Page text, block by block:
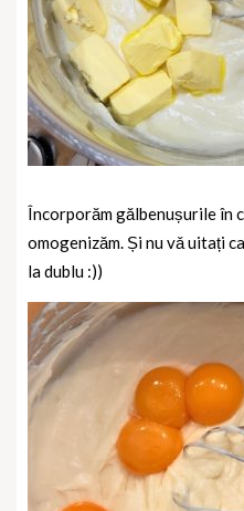
Încorporăm gălbenușurile în
omogenizăm. Și nu vǎ uitați
la dublu :))